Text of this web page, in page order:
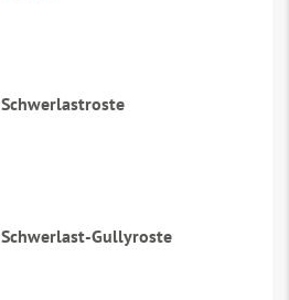
Schwerlast­roste
Schwerlast-Gullyroste